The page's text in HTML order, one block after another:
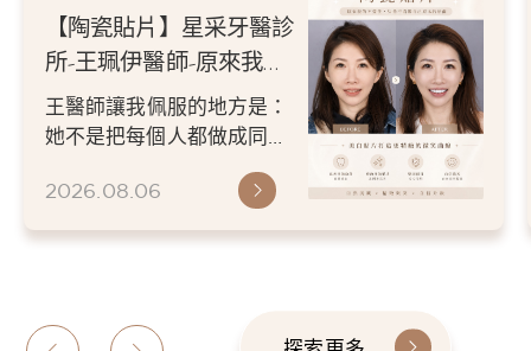
【陶瓷貼片】星采牙醫診
所-王珮伊醫師-從門牙縫
到自信笑容：美白貼片打
造更精緻的微笑曲線
王珮伊醫師在規劃貼片時，
除了考量牙齒本身條件，也
微笑方式等細節出發，協助
2026.06.26